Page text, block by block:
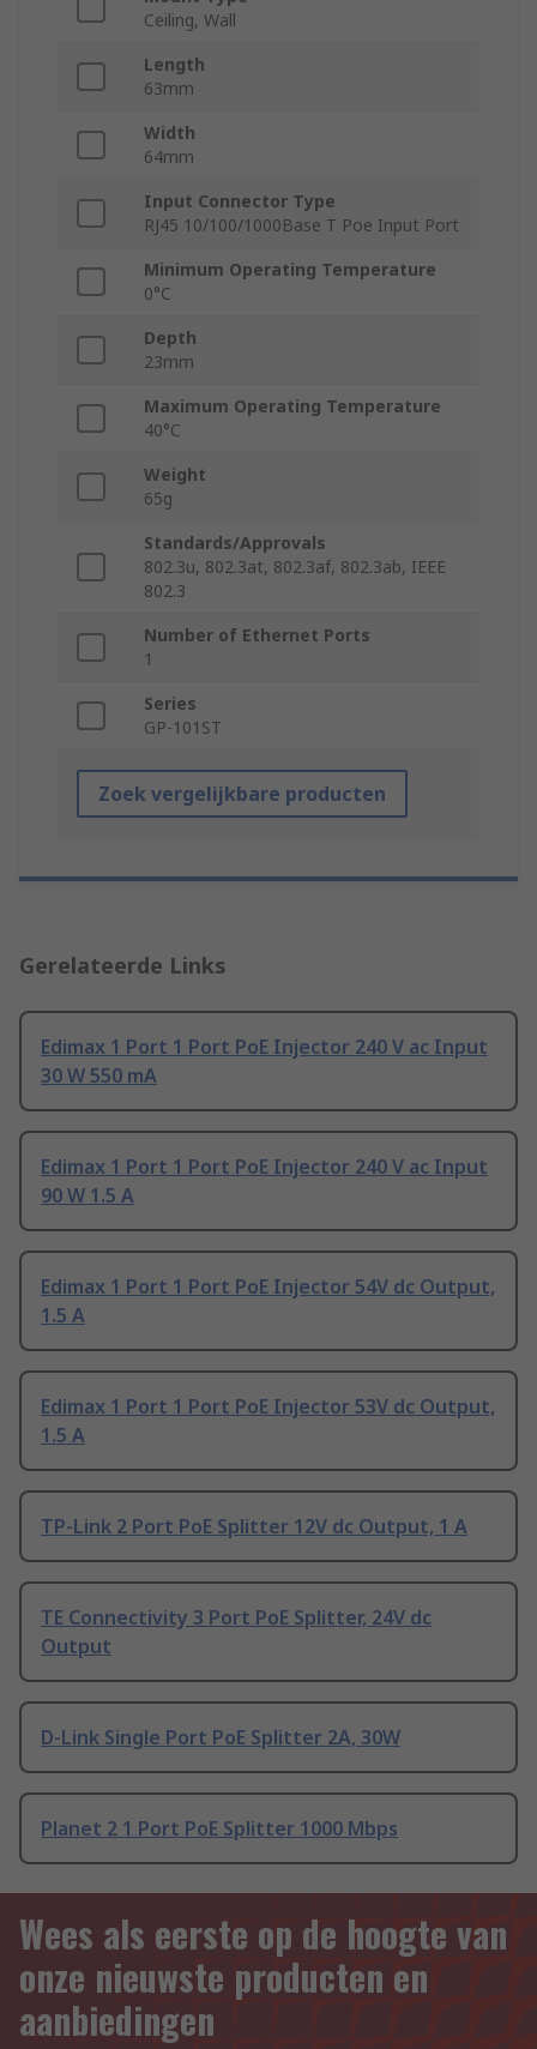
Ceiling, Wall
Length
63mm
Width
64mm
Input Connector Type
RJ45 10/100/1000Base T Poe Input Port
Minimum Operating Temperature
0°C
Depth
23mm
Maximum Operating Temperature
40°C
Weight
65g
Standards/Approvals
802.3u, 802.3at, 802.3af, 802.3ab, IEEE
802.3
Number of Ethernet Ports
1
Series
GP-101ST
Zoek vergelijkbare producten
Gerelateerde Links
Edimax 1 Port 1 Port PoE Injector 240 V ac Input
30 W 550 mA
Edimax 1 Port 1 Port PoE Injector 240 V ac Input
90 W 1.5 A
Edimax 1 Port 1 Port PoE Injector 54V dc Output,
1.5 A
Edimax 1 Port 1 Port PoE Injector 53V dc Output,
1.5 A
TP-Link 2 Port PoE Splitter 12V dc Output, 1 A
TE Connectivity 3 Port PoE Splitter, 24V dc
Output
D-Link Single Port PoE Splitter 2A, 30W
Planet 2 1 Port PoE Splitter 1000 Mbps
Wees als eerste op de hoogte van
onze nieuwste producten en
aanbiedingen